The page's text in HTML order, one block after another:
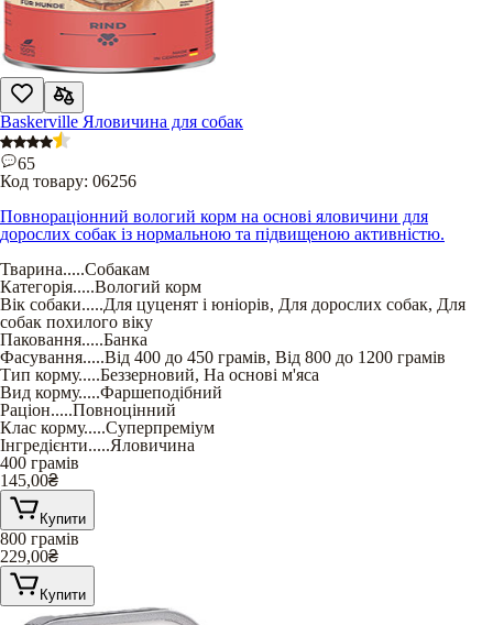
Baskerville Яловичина для собак
65
Код товару: 06256
Повнораціонний вологий корм на основі яловичини для
дорослих собак із нормальною та підвищеною активністю.
Тварина.....Собакам
Категорія.....Вологий корм
Вік собаки.....Для цуценят і юніорів, Для дорослих собак, Для
собак похилого віку
Паковання.....Банка
Фасування.....Від 400 до 450 грамів, Від 800 до 1200 грамів
Тип корму.....Беззерновий, На основі м'яса
Вид корму.....Фаршеподібний
Раціон.....Повноцінний
Клас корму.....Суперпреміум
Інгредієнти.....Яловичина
400 грамів
145,00₴
Купити
800 грамів
229,00₴
Купити